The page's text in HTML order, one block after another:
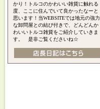
かり！トルコのかわいい雑貨に触れる
度、ここに住んでいて良かったなーと
思います！当WEBSITEでは地元の強力
な卸問屋との結び付きで、どんどんか
わいいトルコ雑貨をご紹介していきま
す。 是非ご覧くださいね☆